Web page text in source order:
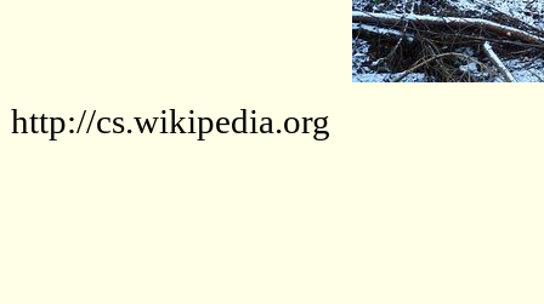
http://cs.wikipedia.org